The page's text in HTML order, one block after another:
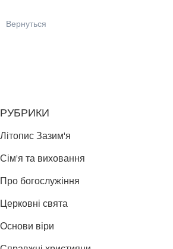
Вернуться
РУБРИКИ
Літопис Зазим'я
Сім'я та виховання
Про богослужіння
Церковні свята
Основи віри